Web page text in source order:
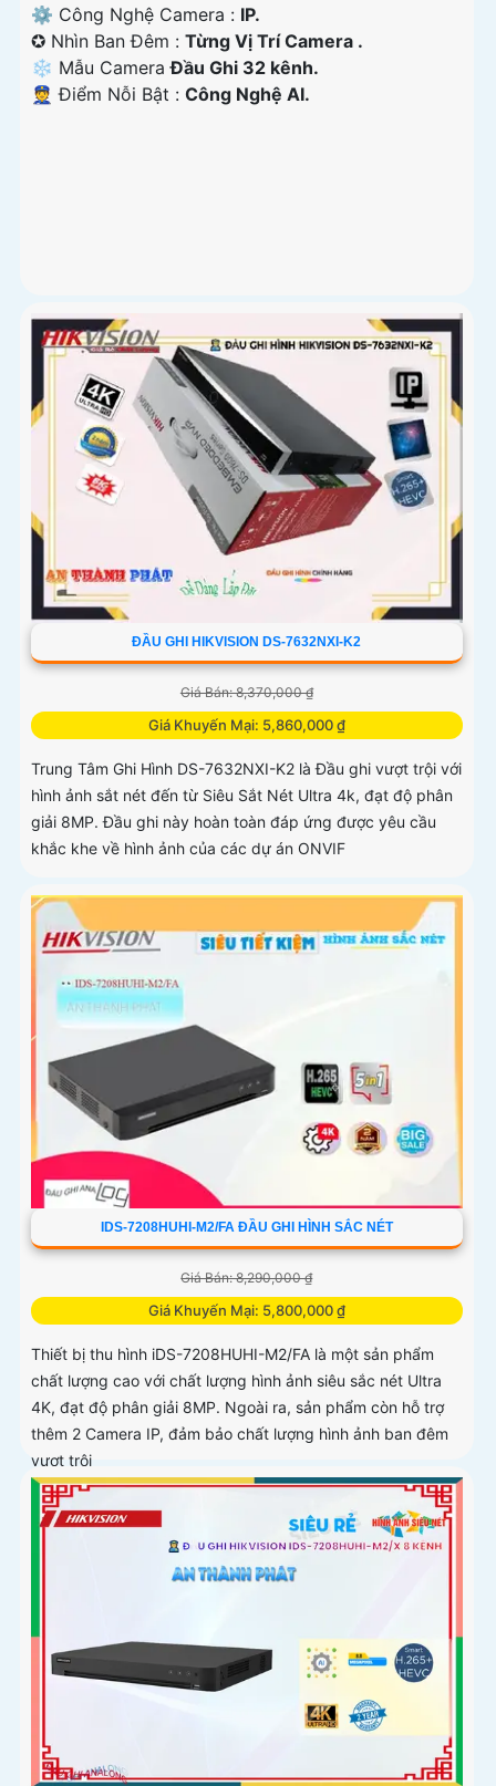
⚙ Công Nghệ Camera : IP.
✪ Nhìn Ban Đêm : Từng Vị Trí Camera .
❄ Mẫu CameraĐầu Ghi 32 kênh.
️👮 Điểm Nỗi Bật : Công Nghệ AI.
ĐẦU GHI HIKVISION DS-7632NXI-K2
Giá Bán: 8,370,000 ₫
Giá Khuyến Mại: 5,860,000 ₫
Trung Tâm Ghi Hình DS-7632NXI-K2 là Đầu ghi vượt trội với
hình ảnh sắt nét đến từ Siêu Sắt Nét Ultra 4k, đạt độ phân
giải 8MP. Đầu ghi này hoàn toàn đáp ứng được yêu cầu
khắc khe về hình ảnh của các dự án ONVIF
IDS-7208HUHI-M2/FA ĐẦU GHI HÌNH SẮC NÉT
Giá Bán: 8,290,000 ₫
Giá Khuyến Mại: 5,800,000 ₫
Thiết bị thu hình iDS-7208HUHI-M2/FA là một sản phẩm
chất lượng cao với chất lượng hình ảnh siêu sắc nét Ultra
4K, đạt độ phân giải 8MP. Ngoài ra, sản phẩm còn hỗ trợ
thêm 2 Camera IP, đảm bảo chất lượng hình ảnh ban đêm
vượt trội